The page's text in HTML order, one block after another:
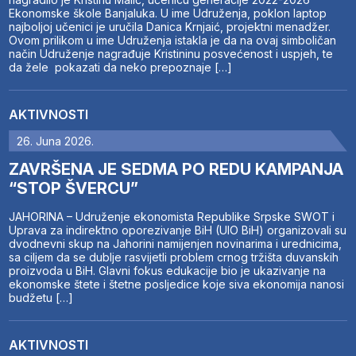
Ekonomske škole Banjaluka. U ime Udruženja, poklon laptop
najboljoj učenici je uručila Danica Krnjaić, projektni menadžer.
Ovom prilikom u ime Udruženja istakla je da na ovaj simboličan
način Udruženje nagrađuje Kristininu posvećenost i uspjeh, te
da žele pokazati da neko prepoznaje […]
AKTIVNOSTI
26. Juna 2026.
ZAVRŠENA JE SEDMA PO REDU KAMPANJA
“STOP ŠVERCU”
JAHORINA – Udruženje ekonomista Republike Srpske SWOT i
Uprava za indirektno oporezivanje BiH (UIO BiH) organizovali su
dvodnevni skup na Jahorini namijenjen novinarima i urednicima,
sa ciljem da se dublje rasvijetli problem crnog tržišta duvanskih
proizvoda u BiH. Glavni fokus edukacije bio je ukazivanje na
ekonomske štete i štetne posljedice koje siva ekonomija nanosi
budžetu […]
AKTIVNOSTI